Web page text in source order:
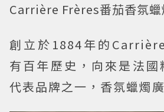
Carrière Frères番茄香氛蠟
創立於1884年的
有百年歷史，向來是法國
代表品牌之一，香氛蠟燭